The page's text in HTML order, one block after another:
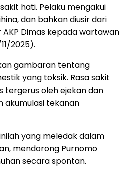
hati. Pelaku mengakui
dan bahkan diusir dari
AKP Dimas kepada wartawan
2025).
gambaran tentang
yang toksik. Rasa sakit
tergerus oleh ejekan dan
akumulasi tekanan
yang meledak dalam
mendorong Purnomo
secara spontan.